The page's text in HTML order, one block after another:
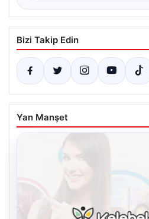
Bizi Takip Edin
Yan Manşet